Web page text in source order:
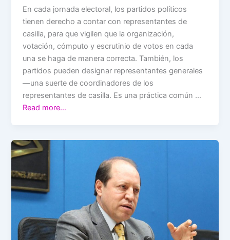
En cada jornada electoral, los partidos políticos
tienen derecho a contar con representantes de
casilla, para que vigilen que la organización,
votación, cómputo y escrutinio de votos en cada
una se haga de manera correcta. También, los
partidos pueden designar representantes generales
—una suerte de coordinadores de los
representantes de casilla. Es una práctica común …
Read more…